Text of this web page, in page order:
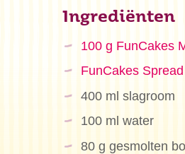
Ingrediënten
100 g FunCakes
FunCakes
400 ml slagroom
100 ml water
80 g gesmolten